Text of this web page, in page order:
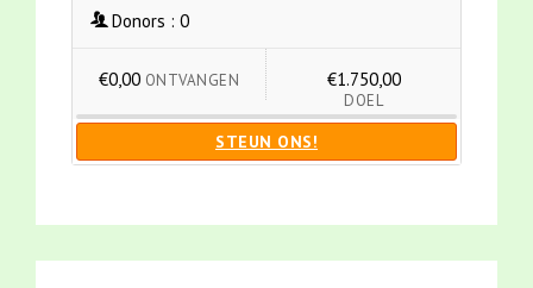
Donors : 0
€0,00 ONTVANGEN €1.750,00
DOEL
STEUN ONS!